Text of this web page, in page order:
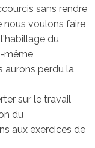
sans rendre
nous voulons faire
du
même
aurons perdu la
sur le travail
du
aux exercices de